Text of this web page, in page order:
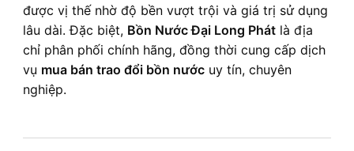
được vị thế nhờ độ bền vượt trội và giá trị sử dụng
lâu dài. Đặc biệt, Bồn Nước Đại Long Phát là địa
chỉ phân phối chính hãng, đồng thời cung cấp dịch
vụ mua bán trao đổi bồn nước uy tín, chuyên
nghiệp.